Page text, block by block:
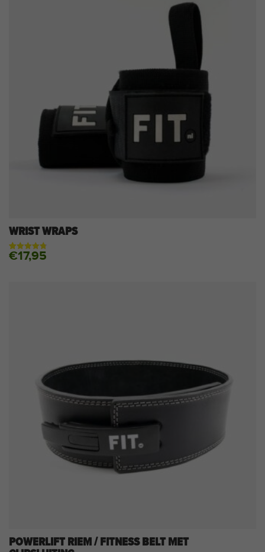
WRIST WRAPS
Gewaardeerd
12
€17,95
POWERLIFT RIEM / FITNESS BELT MET